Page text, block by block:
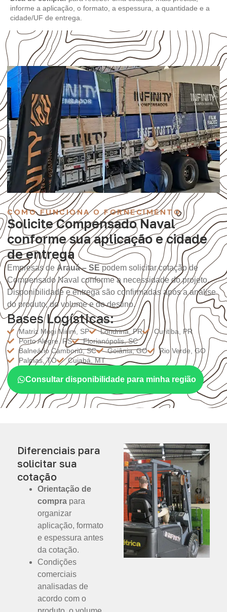
informe a aplicação, o formato, a espessura, a quantidade e a
cidade/UF de entrega.
COMO FUNCIONA O FORNECIMENTO
Solicite Compensado Naval
conforme sua aplicação e cidade
de entrega
Empresas de Arauá – SE podem solicitar cotação de
Compensado Naval conforme a necessidade do projeto.
Disponibilidade e entrega são confirmadas após a análise
do produto, do volume e do destino.
Bases Logísticas:
Matriz Mogi Mirim, SP Londrina, PR
Curitiba, PR
Porto Alegre, RS
Florianópolis, SC
Balneário Camboriú, SC
Goiânia, GO
Rio Verde, GO
Palmas, TO
Cuiabá, MT
Consultar disponibilidade para minha região
Diferenciais para
solicitar sua
cotação
Orientação de
compra para
organizar
aplicação, formato
e espessura antes
da cotação.
Condições
comerciais
analisadas de
acordo com o